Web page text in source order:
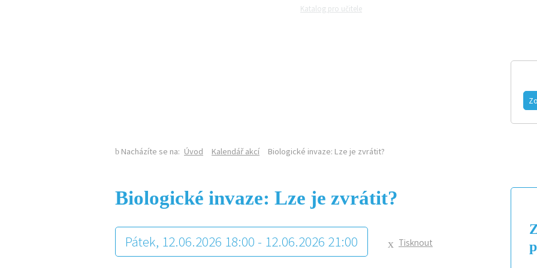
Katalog pro učitele
Nacházíte se na: Úvod Kalendář akcí Biologické invaze: Lze je zvrátit?
Biologické invaze: Lze je zvrátit?
Pátek, 12.06.2026 18:00 - 12.06.2026 21:00 Tisknout